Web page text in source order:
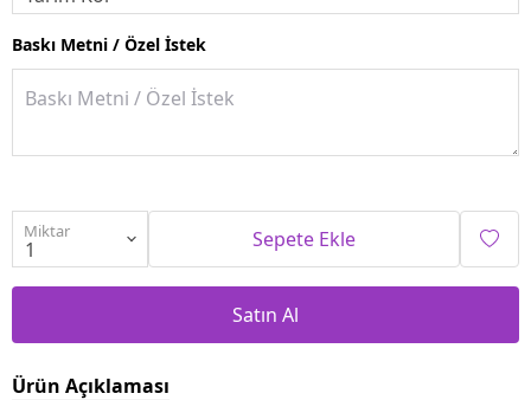
Baskı Metni / Özel İstek
Miktar Sepete Ekle
Satın Al
Ürün Açıklaması